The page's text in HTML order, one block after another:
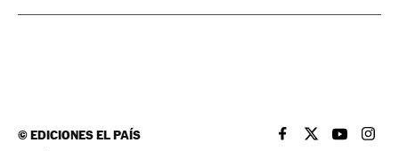
©EDICIONES EL PAÍS EL PAÍS BRASIL EN
EL PAÍSEL PAÍS
EL